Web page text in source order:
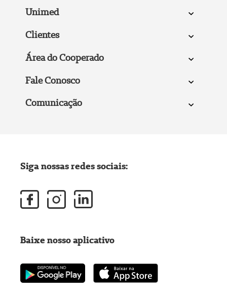
Unimed
Clientes
Área do Cooperado
Fale Conosco
Comunicação
Siga nossas redes sociais:
Baixe nosso aplicativo